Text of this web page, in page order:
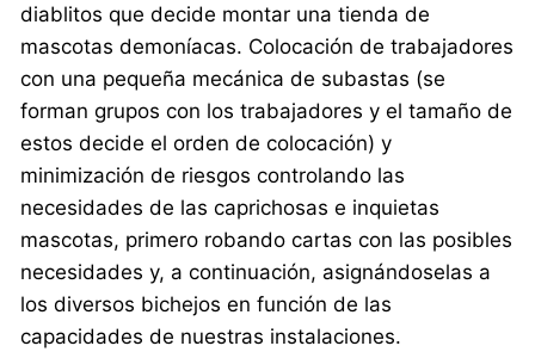
diablitos que decide montar una tienda de
mascotas demoníacas. Colocación de trabajadores
con una pequeña mecánica de subastas (se
forman grupos con los trabajadores y el tamaño de
estos decide el orden de colocación) y
minimización de riesgos controlando las
necesidades de las caprichosas e inquietas
mascotas, primero robando cartas con las posibles
necesidades y, a continuación, asignándoselas a
los diversos bichejos en función de las
capacidades de nuestras instalaciones.